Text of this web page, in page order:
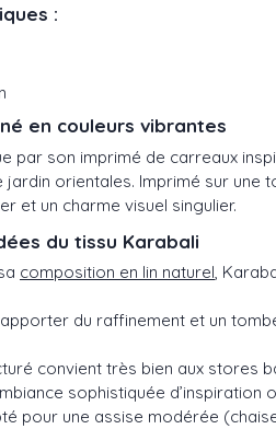
:
en couleurs vibrantes
par son imprimé de carreaux
orientales. Imprimé sur une
et un charme visuel singulier.
du tissu Karabali
composition en lin naturel,
du raffinement et un
convient très bien aux stores
sophistiquée d’inspiration
pour une assise modérée